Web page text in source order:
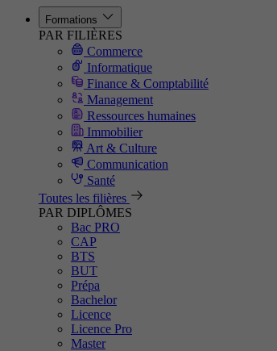
Formations
PAR FILIÈRES
Commerce
Informatique
Finance & Comptabilité
Management
Ressources humaines
Immobilier
Art & Culture
Communication
Santé
Toutes les filières
PAR DIPLÔMES
Bac PRO
CAP
BTS
BUT
Prépa
Bachelor
Licence
Licence Pro
Master